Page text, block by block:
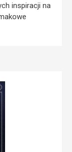
inspiracji na